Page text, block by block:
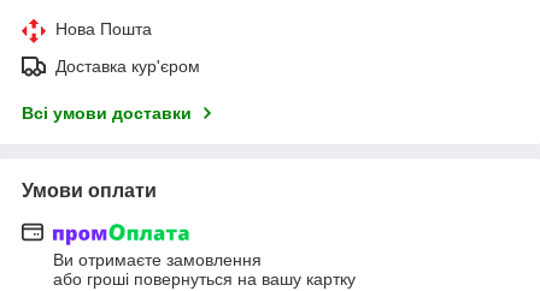
Нова Пошта
Доставка кур'єром
Всі умови доставки
Умови оплати
Ви отримаєте замовлення
або гроші повернуться на вашу картку